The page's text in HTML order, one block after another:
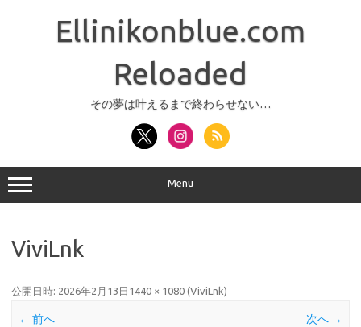
Ellinikonblue.com
Reloaded
その夢は叶えるまで終わらせない…
Menu
ViviLnk
公開日時: 2026年2月13日 1440 × 1080 (ViviLnk)
← 前へ 次へ →